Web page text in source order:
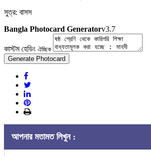
সুত্র: বাসস
Bangla Photocard Generatorv3.7
কাস্টম হেডিং ঐচ্ছিক
Generate Photocard
আপনার মতামত লিখুন :